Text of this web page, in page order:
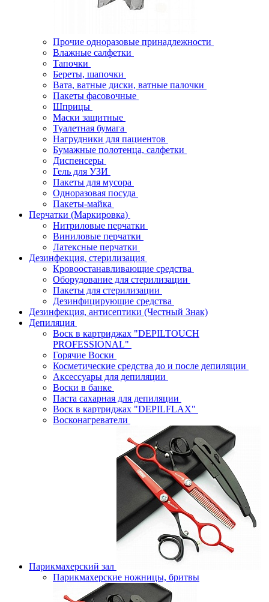
Прочие одноразовые принадлежности
Влажные салфетки
Тапочки
Береты, шапочки
Вата, ватные диски, ватные палочки
Пакеты фасовочные
Шприцы
Маски защитные
Туалетная бумага
Нагрудники для пациентов
Бумажные полотенца, салфетки
Диспенсеры
Гель для УЗИ
Пакеты для мусора
Одноразовая посуда
Пакеты-майка
Перчатки (Маркировка)
Нитриловые перчатки
Виниловые перчатки
Латексные перчатки
Дезинфекция, стерилизация
Кровоостанавливающие средства
Оборудование для стерилизации
Пакеты для стерилизации
Дезинфицирующие средства
Дезинфекция, антисептики (Честный Знак)
Депиляция
Воск в картриджах "DEPILTOUCH
PROFESSIONAL"
Горячие Воски
Косметические средства до и после депиляции
Аксессуары для депиляции
Воски в банке
Паста сахарная для депиляции
Воск в картриджах "DEPILFLAX"
Восконагреватели
Парикмахерский зал
Парикмахерские ножницы, бритвы